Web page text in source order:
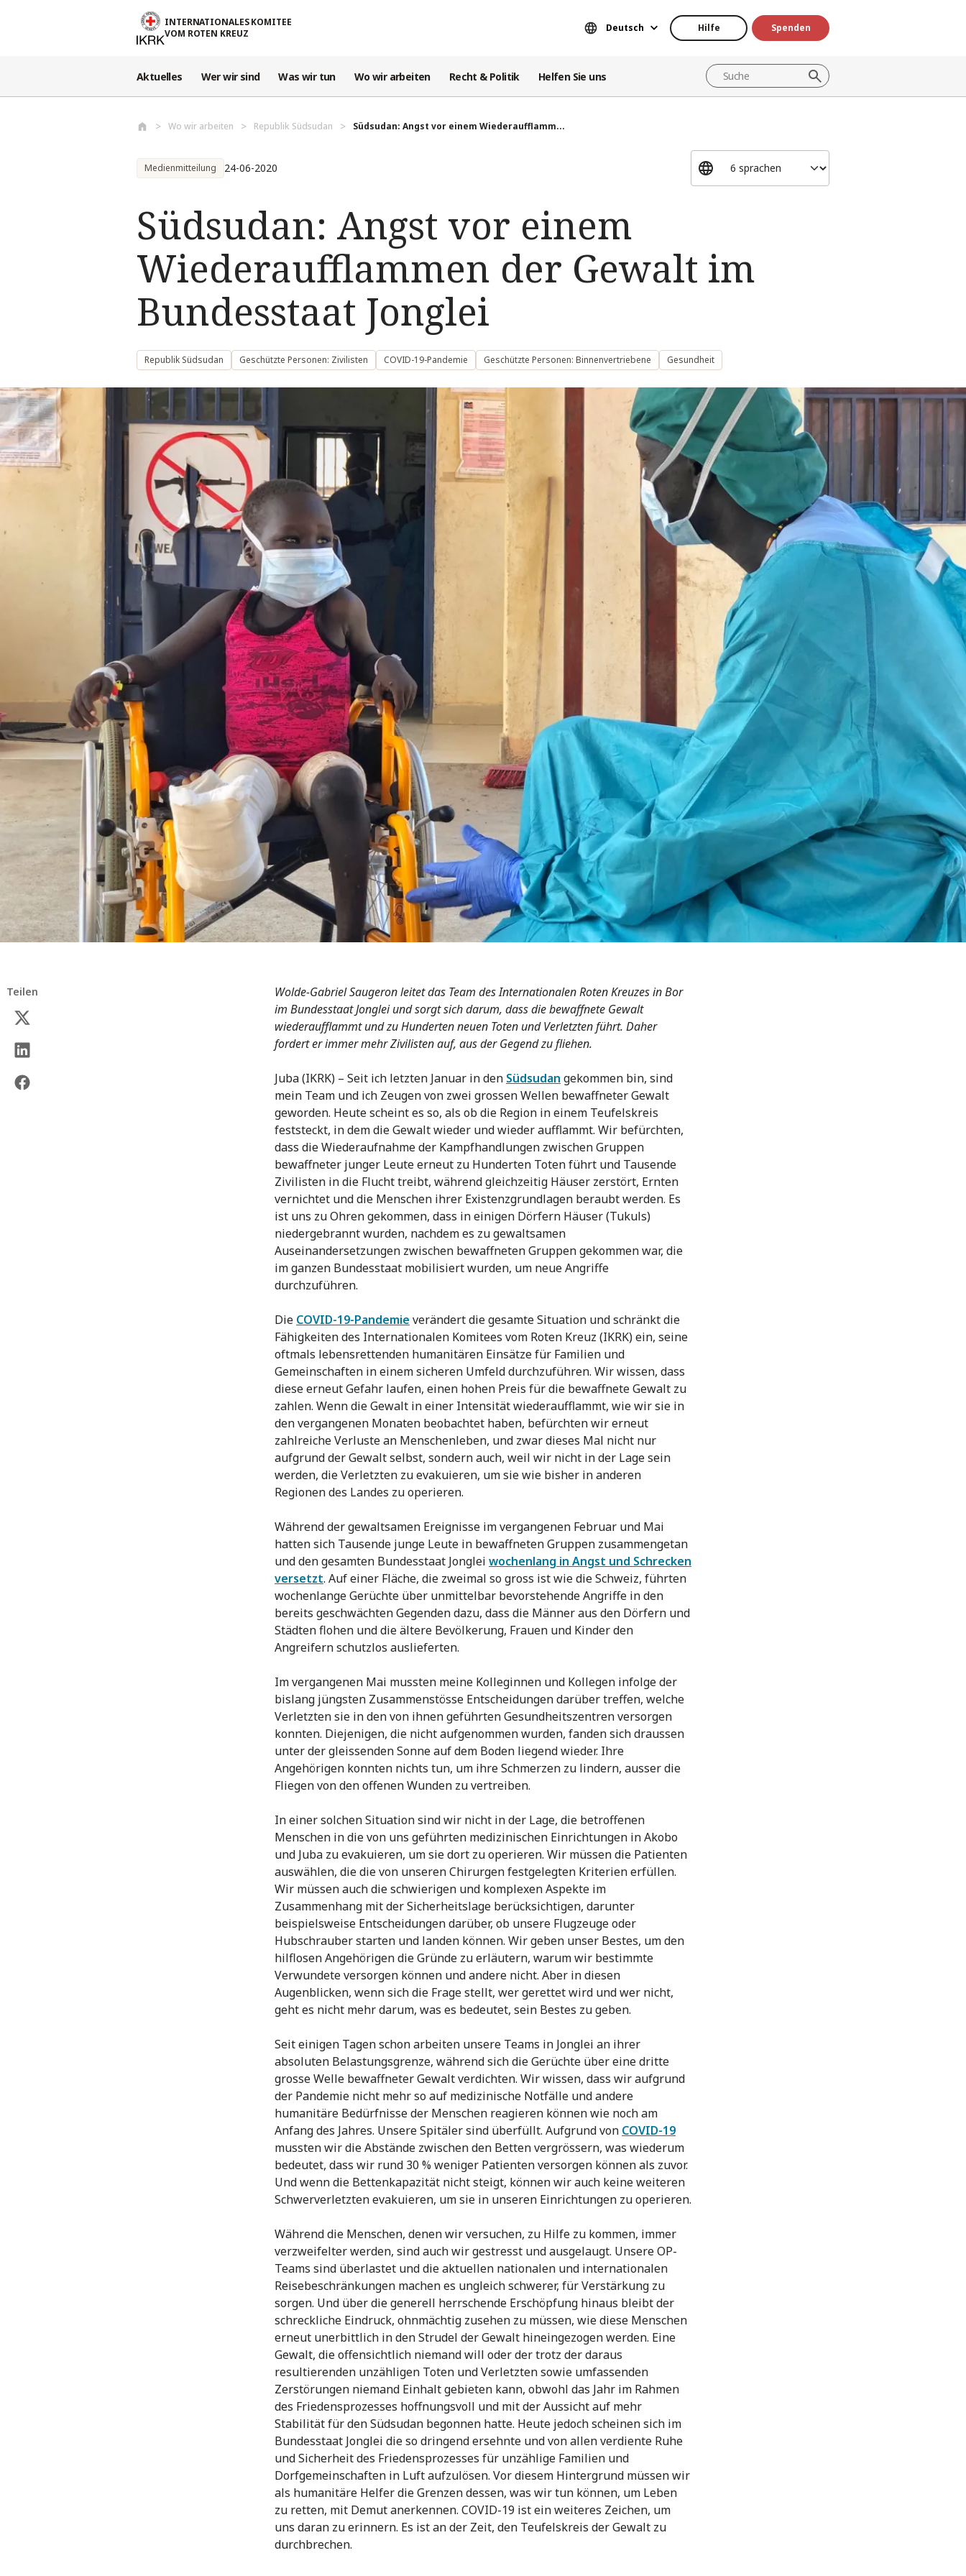
INTERNATIONALES KOMITEE
VOM ROTEN KREUZ
Deutsch Hilfe Spenden
Aktuelles Wer wir sind Was wir tun Wo wir arbeiten Recht & Politik Helfen Sie uns
Wo wir arbeiten Republik Südsudan Südsudan: Angst vor einem Wiederaufflamm...
Medienmitteilung 24-06-2020
Südsudan: Angst vor einem
Wiederaufflammen der Gewalt im
Bundesstaat Jonglei
Republik Südsudan Geschützte Personen: Zivilisten COVID-19-Pandemie Geschützte Personen: Binnenvertriebene Gesundheit
Teilen
Wolde-Gabriel Saugeron leitet das Team des Internationalen Roten Kreuzes in Bor
im Bundesstaat Jonglei und sorgt sich darum, dass die bewaffnete Gewalt
wiederaufflammt und zu Hunderten neuen Toten und Verletzten führt. Daher
fordert er immer mehr Zivilisten auf, aus der Gegend zu fliehen.
Juba (IKRK) – Seit ich letzten Januar in den Südsudan gekommen bin, sind
mein Team und ich Zeugen von zwei grossen Wellen bewaffneter Gewalt
geworden. Heute scheint es so, als ob die Region in einem Teufelskreis
feststeckt, in dem die Gewalt wieder und wieder aufflammt. Wir befürchten,
dass die Wiederaufnahme der Kampfhandlungen zwischen Gruppen
bewaffneter junger Leute erneut zu Hunderten Toten führt und Tausende
Zivilisten in die Flucht treibt, während gleichzeitig Häuser zerstört, Ernten
vernichtet und die Menschen ihrer Existenzgrundlagen beraubt werden. Es
ist uns zu Ohren gekommen, dass in einigen Dörfern Häuser (Tukuls)
niedergebrannt wurden, nachdem es zu gewaltsamen
Auseinandersetzungen zwischen bewaffneten Gruppen gekommen war, die
im ganzen Bundesstaat mobilisiert wurden, um neue Angriffe
durchzuführen.
Die COVID-19-Pandemie verändert die gesamte Situation und schränkt die
Fähigkeiten des Internationalen Komitees vom Roten Kreuz (IKRK) ein, seine
oftmals lebensrettenden humanitären Einsätze für Familien und
Gemeinschaften in einem sicheren Umfeld durchzuführen. Wir wissen, dass
diese erneut Gefahr laufen, einen hohen Preis für die bewaffnete Gewalt zu
zahlen. Wenn die Gewalt in einer Intensität wiederaufflammt, wie wir sie in
den vergangenen Monaten beobachtet haben, befürchten wir erneut
zahlreiche Verluste an Menschenleben, und zwar dieses Mal nicht nur
aufgrund der Gewalt selbst, sondern auch, weil wir nicht in der Lage sein
werden, die Verletzten zu evakuieren, um sie wie bisher in anderen
Regionen des Landes zu operieren.
Während der gewaltsamen Ereignisse im vergangenen Februar und Mai
hatten sich Tausende junge Leute in bewaffneten Gruppen zusammengetan
und den gesamten Bundesstaat Jonglei wochenlang in Angst und Schrecken
versetzt. Auf einer Fläche, die zweimal so gross ist wie die Schweiz, führten
wochenlange Gerüchte über unmittelbar bevorstehende Angriffe in den
bereits geschwächten Gegenden dazu, dass die Männer aus den Dörfern und
Städten flohen und die ältere Bevölkerung, Frauen und Kinder den
Angreifern schutzlos auslieferten.
Im vergangenen Mai mussten meine Kolleginnen und Kollegen infolge der
bislang jüngsten Zusammenstösse Entscheidungen darüber treffen, welche
Verletzten sie in den von ihnen geführten Gesundheitszentren versorgen
konnten. Diejenigen, die nicht aufgenommen wurden, fanden sich draussen
unter der gleissenden Sonne auf dem Boden liegend wieder. Ihre
Angehörigen konnten nichts tun, um ihre Schmerzen zu lindern, ausser die
Fliegen von den offenen Wunden zu vertreiben.
In einer solchen Situation sind wir nicht in der Lage, die betroffenen
Menschen in die von uns geführten medizinischen Einrichtungen in Akobo
und Juba zu evakuieren, um sie dort zu operieren. Wir müssen die Patienten
auswählen, die die von unseren Chirurgen festgelegten Kriterien erfüllen.
Wir müssen auch die schwierigen und komplexen Aspekte im
Zusammenhang mit der Sicherheitslage berücksichtigen, darunter
beispielsweise Entscheidungen darüber, ob unsere Flugzeuge oder
Hubschrauber starten und landen können. Wir geben unser Bestes, um den
hilflosen Angehörigen die Gründe zu erläutern, warum wir bestimmte
Verwundete versorgen können und andere nicht. Aber in diesen
Augenblicken, wenn sich die Frage stellt, wer gerettet wird und wer nicht,
geht es nicht mehr darum, was es bedeutet, sein Bestes zu geben.
Seit einigen Tagen schon arbeiten unsere Teams in Jonglei an ihrer
absoluten Belastungsgrenze, während sich die Gerüchte über eine dritte
grosse Welle bewaffneter Gewalt verdichten. Wir wissen, dass wir aufgrund
der Pandemie nicht mehr so auf medizinische Notfälle und andere
humanitäre Bedürfnisse der Menschen reagieren können wie noch am
Anfang des Jahres. Unsere Spitäler sind überfüllt. Aufgrund von COVID-19
mussten wir die Abstände zwischen den Betten vergrössern, was wiederum
bedeutet, dass wir rund 30 % weniger Patienten versorgen können als zuvor.
Und wenn die Bettenkapazität nicht steigt, können wir auch keine weiteren
Schwerverletzten evakuieren, um sie in unseren Einrichtungen zu operieren.
Während die Menschen, denen wir versuchen, zu Hilfe zu kommen, immer
verzweifelter werden, sind auch wir gestresst und ausgelaugt. Unsere OP-
Teams sind überlastet und die aktuellen nationalen und internationalen
Reisebeschränkungen machen es ungleich schwerer, für Verstärkung zu
sorgen. Und über die generell herrschende Erschöpfung hinaus bleibt der
schreckliche Eindruck, ohnmächtig zusehen zu müssen, wie diese Menschen
erneut unerbittlich in den Strudel der Gewalt hineingezogen werden. Eine
Gewalt, die offensichtlich niemand will oder der trotz der daraus
resultierenden unzähligen Toten und Verletzten sowie umfassenden
Zerstörungen niemand Einhalt gebieten kann, obwohl das Jahr im Rahmen
des Friedensprozesses hoffnungsvoll und mit der Aussicht auf mehr
Stabilität für den Südsudan begonnen hatte. Heute jedoch scheinen sich im
Bundesstaat Jonglei die so dringend ersehnte und von allen verdiente Ruhe
und Sicherheit des Friedensprozesses für unzählige Familien und
Dorfgemeinschaften in Luft aufzulösen. Vor diesem Hintergrund müssen wir
als humanitäre Helfer die Grenzen dessen, was wir tun können, um Leben
zu retten, mit Demut anerkennen. COVID-19 ist ein weiteres Zeichen, um
uns daran zu erinnern. Es ist an der Zeit, den Teufelskreis der Gewalt zu
durchbrechen.